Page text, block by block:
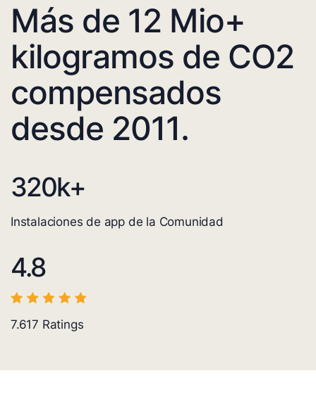
Más de 12 Mio+
kilogramos de CO2
compensados
desde 2011.
320k+
Instalaciones de app de la Comunidad
4.8
7.617 Ratings